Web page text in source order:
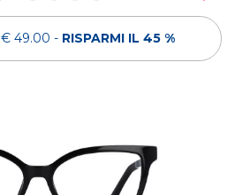
€ 49.00 - RISPARMI IL 45 %